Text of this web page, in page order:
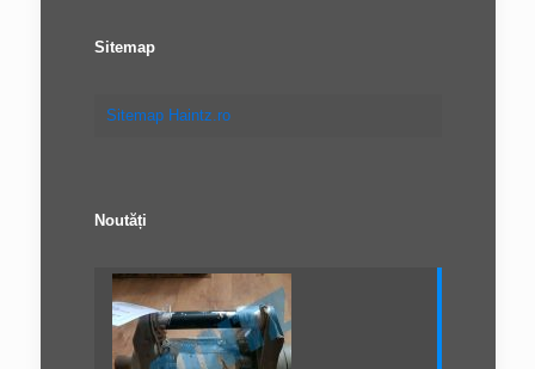
Sitemap
Sitemap Haintz.ro
Noutăți